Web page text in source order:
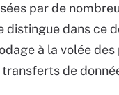
par de
distingue dans ce
à la volée
de